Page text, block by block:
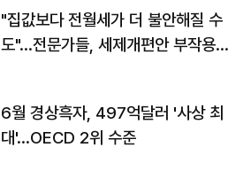
"집값보다 전월세가 더 불안해질 수
도"…전문가들, 세제개편안 부작용
6월 경상흑자, 497억달러 '사상 최
대'…OECD 2위 수준